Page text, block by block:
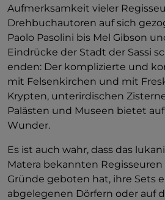
Aufmerksamkeit vieler
Drehbuchautoren auf sich
Paolo Pasolini bis Mel Gibson
Eindrücke der Stadt der Sassi
enden: Der komplizierte und
mit Felsenkirchen und mit
Krypten, unterirdischen
Palästen und Museen bietet
Wunder.
Es ist auch wahr, dass das
Matera bekannten
Gründe geboten hat, ihre Sets
abgelegenen Dörfern oder auf